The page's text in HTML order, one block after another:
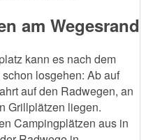
am Wegesrand
kann es nach dem
losgehen: Ab auf
auf den Radwegen, an
Grillplätzen liegen.
Campingplätzen aus in